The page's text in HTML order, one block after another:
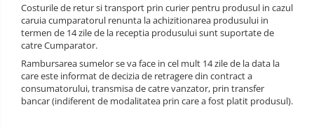
TEMATICA MEDITERANEANA
TEMATICA BOTANICA / VEGETALA
TEMATICA RUSTICA
TEMATICA ROMANTICA
Costurile de retur si transport prin curier pentru produsul in cazul
caruia cumparatorul renunta la achizitionarea produsului in
termen de 14 zile de la receptia produsului sunt suportate de
catre Cumparator.
Rambursarea sumelor se va face in cel mult 14 zile de la data la
care este informat de decizia de retragere din contract a
consumatorului, transmisa de catre vanzator, prin transfer
bancar (indiferent de modalitatea prin care a fost platit produsul).